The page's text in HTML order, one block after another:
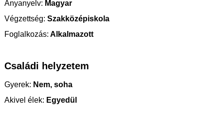
Anyanyelv: Magyar
Végzettség: Szakközépiskola
Foglalkozás: Alkalmazott
Családi helyzetem
Gyerek: Nem, soha
Akivel élek: Egyedül